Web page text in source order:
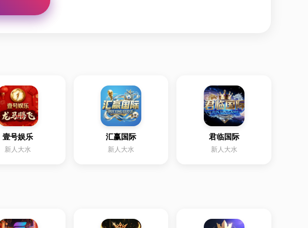
壹号娱乐
新人大水
汇赢国际
新人大水
君临国际
新人大水